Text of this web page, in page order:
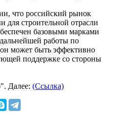
что российский рынок
для строительной отрасли
базовыми марками
работы по
может быть эффективно
поддержке со стороны
Далее: (Ссылка)